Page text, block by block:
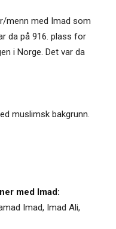
menn med Imad som
da på 916. plass for
i Norge. Det var da
muslimsk bakgrunn.
med Imad:
Imad, Imad Ali,